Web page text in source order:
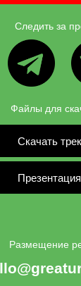
ТГ
Следить за
Скачать
Файлы для
Размещение